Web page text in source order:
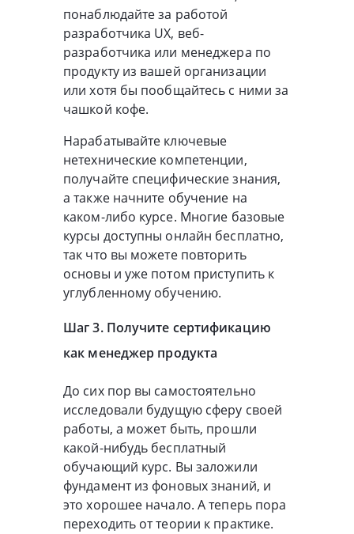
понаблюдайте за работой
разработчика UX, веб-
разработчика или менеджера по
продукту из вашей организации
или хотя бы пообщайтесь с ними за
чашкой кофе.
Нарабатывайте ключевые
нетехнические компетенции,
получайте специфические знания,
а также начните обучение на
каком-либо курсе. Многие базовые
курсы доступны онлайн бесплатно,
так что вы можете повторить
основы и уже потом приступить к
углубленному обучению.
Шаг 3. Получите сертификацию
как менеджер продукта
До сих пор вы самостоятельно
исследовали будущую сферу своей
работы, а может быть, прошли
какой-нибудь бесплатный
обучающий курс. Вы заложили
фундамент из фоновых знаний, и
это хорошее начало. А теперь пора
переходить от теории к практике.